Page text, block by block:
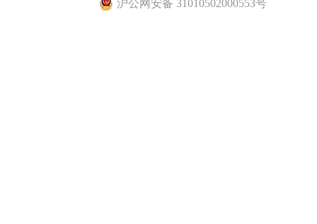
沪公网安备 31010502000553号